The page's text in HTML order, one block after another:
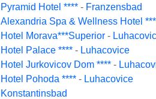
Pyramid Hotel **** - Franzensbad
Alexandria Spa & Wellness Hotel
Hotel Morava***Superior -
Hotel Palace **** - Luhacovice
Hotel Jurkovicov Dom **** -
Hotel Pohoda **** - Luhacovice
Konstantinsbad